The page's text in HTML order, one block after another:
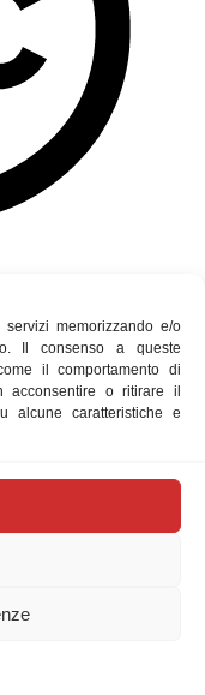
memorizzando e/o
Il consenso a queste
il comportamento di
o ritirare il
alcune caratteristiche e
tu possa avere la
continui ad utilizzare